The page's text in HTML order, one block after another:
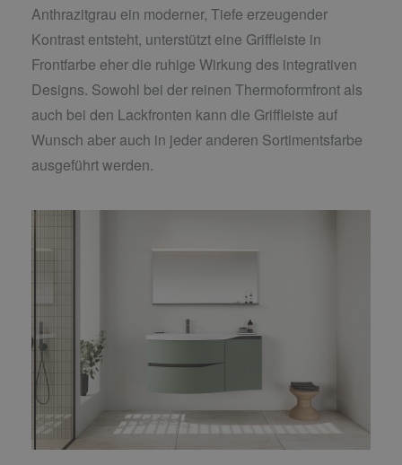
Anthrazitgrau ein moderner, Tiefe erzeugender
Kontrast entsteht, unterstützt eine Griffleiste in
Frontfarbe eher die ruhige Wirkung des integrativen
Designs. Sowohl bei der reinen Thermoformfront als
auch bei den Lackfronten kann die Griffleiste auf
Wunsch aber auch in jeder anderen Sortimentsfarbe
ausgeführt werden.